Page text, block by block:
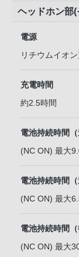
ヘッドホン部(
電源
リチウムイオン
充電時間
約2.5時間
電池持続時間（
(NC ON) 最大
電池持続時間（
(NC ON) 最大
電池持続時間（
(NC ON) 最大